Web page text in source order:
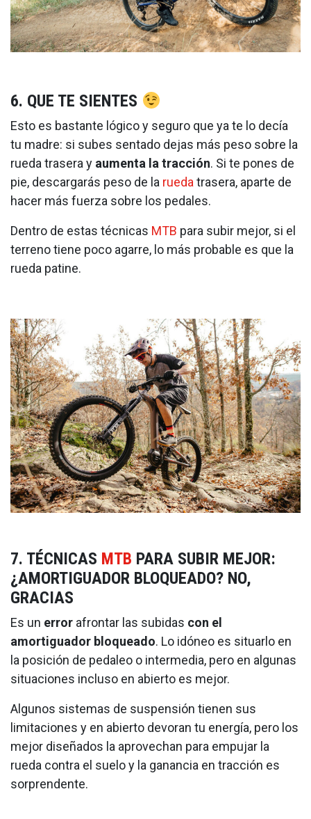
6. QUE TE SIENTES
Esto es bastante lógico y seguro que ya te lo decía
tu madre: si subes sentado dejas más peso sobre la
rueda trasera y aumenta la tracción. Si te pones de
pie, descargarás peso de la ruedatrasera, aparte de
hacer más fuerza sobre los pedales.
Dentro de estas técnicas MTB para subir mejor, si el
terreno tiene poco agarre, lo más probable es que la
rueda patine.
7. TÉCNICAS MTB PARA SUBIR MEJOR:
¿AMORTIGUADOR BLOQUEADO? NO,
GRACIAS
Es un error afrontar las subidas con el
amortiguador bloqueado. Lo idóneo es situarlo en
la posición de pedaleo o intermedia, pero en algunas
situaciones incluso en abierto es mejor.
Algunos sistemas de suspensión tienen sus
limitaciones y en abierto devoran tu energía, pero los
mejor diseñados la aprovechan para empujar la
rueda contra el suelo y la ganancia en tracción es
sorprendente.